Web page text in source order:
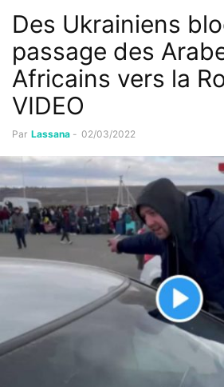
Des Ukrainiens
passage des
Africains vers la
VIDEO
Par Lassana - 02/03/2022